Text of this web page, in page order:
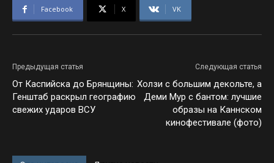
Facebook X VK
Предыдущая статья
От Каспийска до Брянщины:
Генштаб раскрыл географию
свежих ударов ВСУ
Следующая статья
Холзи с большим декольте, а
Деми Мур с бантом: лучшие
образы на Каннском
кинофестивале (фото)